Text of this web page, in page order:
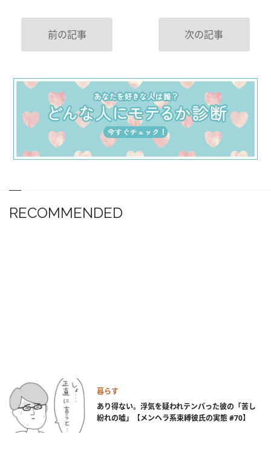
前の記事 次の記事
RECOMMENDED
暮らす
あり得ない。浮気を疑われテンパった彼の「苦し
紛れの嘘」【メンヘラ系束縛彼氏の実態 #70】